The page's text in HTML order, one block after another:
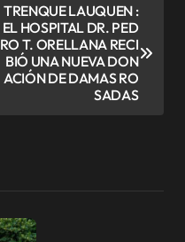
TRENQUE LAUQUEN :
EL HOSPITAL DR. PED
RO T. ORELLANA RECI
BIÓ UNA NUEVA DON
ACIÓN DE DAMAS RO
SADAS